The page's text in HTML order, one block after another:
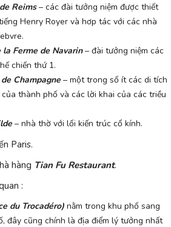
Reims– các đài tưởng niệm được thiết
Henry Royer và hơp tác với các nhà
Ferme de Navarin– đài tưởng niệm các
chiến thứ 1.
Champagne– một trong số ít các di tích
thành phố và các lời khai của các triều
– nhà thờ với lối kiến trúc cổ kính.
Paris.
hàng Tian Fu Restaurant.
:
du Trocadéro) nằm trong khu phố sang
đây cũng chính là địa điểm lý tưởng nhất